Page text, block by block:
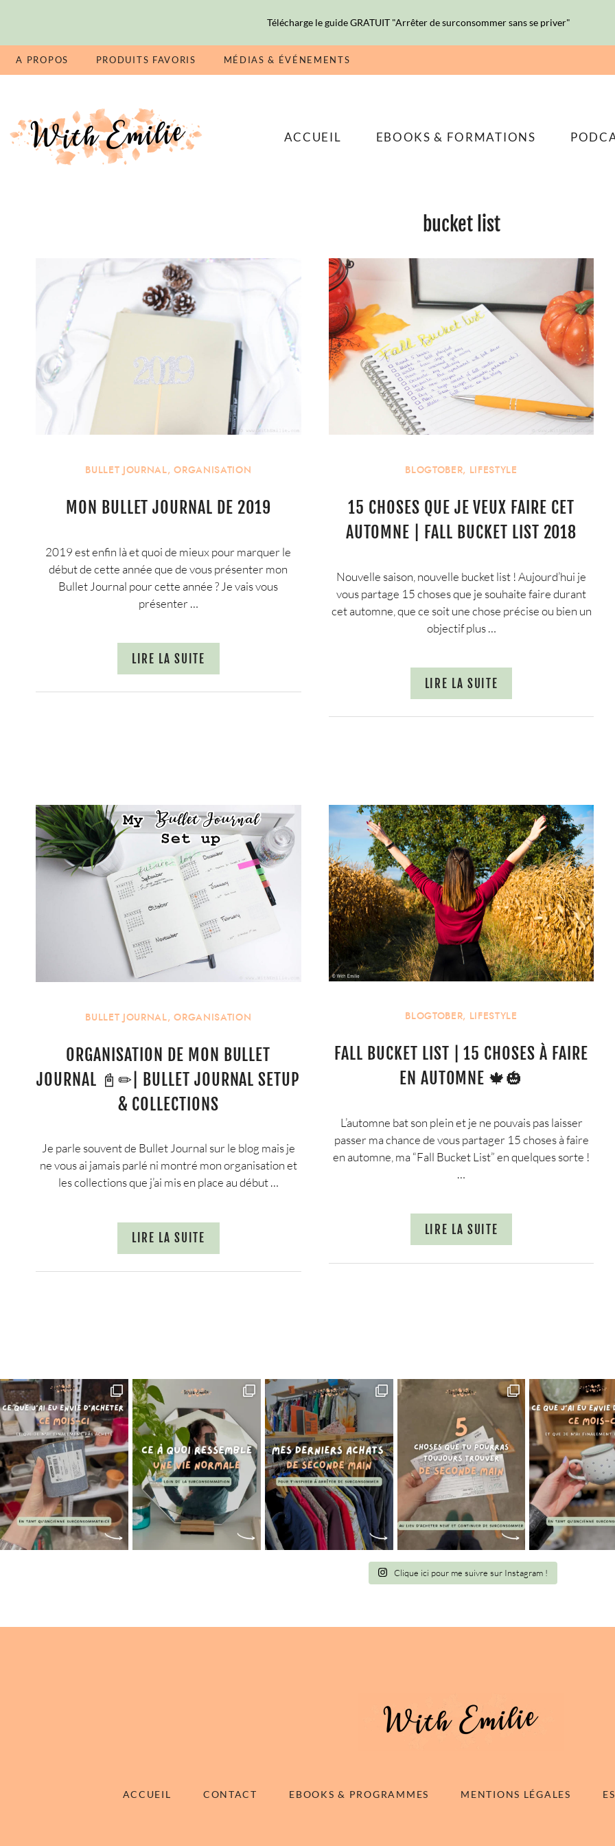
A PROPOS PRODUITS FAVORIS MÉDIAS & ÉVÉNEMENTS
ACCUEIL EBOOKS & FORMATIONS
bucket list
BULLET JOURNAL,ORGANISATION
MON BULLET JOURNAL DE 2019
2019 est enfin là et quoi de mieux pour marquer le
début de cette année que de vous présenter mon
Bullet Journal pour cette année ? Je vais vous
présenter …
LIRE LA SUITE
BLOGTOBER, LIFESTYLE
15 CHOSES QUE JE VEUX FAIRE CET
AUTOMNE | FALL BUCKET LIST 2018
Nouvelle saison, nouvelle bucket list ! Aujourd’hui je
vous partage 15 choses que je souhaite faire durant
cet automne, que ce soit une chose précise ou bien un
objectif plus …
LIRE LA SUITE
BULLET JOURNAL,ORGANISATION
ORGANISATION DE MON BULLET
JOURNAL 📓✏| BULLET JOURNAL SETUP
& COLLECTIONS
Je parle souvent de Bullet Journal sur le blog mais je
ne vous ai jamais parlé ni montré mon organisation et
les collections que j’ai mis en place au début …
LIRE LA SUITE
BLOGTOBER, LIFESTYLE
FALL BUCKET LIST | 15 CHOSES À FAIRE
EN AUTOMNE 🍁🎃
L’automne bat son plein et je ne pouvais pas laisser
passer ma chance de vous partager 15 choses à faire
en automne, ma “Fall Bucket List” en quelques sorte !
…
LIRE LA SUITE
Clique ici pour me suivre sur Instagram !
ACCUEIL CONTACT EBOOKS & PROGRAMMES MENTIONS LÉGALES
Télécharge le guide GRATUIT "Arrêter de surconsommer sans se priver"